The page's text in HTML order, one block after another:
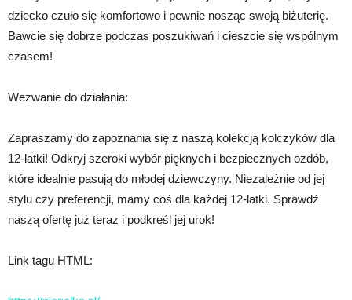
dziecko czuło się komfortowo i pewnie nosząc swoją biżuterię.
Bawcie się dobrze podczas poszukiwań i cieszcie się wspólnym
czasem!
Wezwanie do działania:
Zapraszamy do zapoznania się z naszą kolekcją kolczyków dla
12-latki! Odkryj szeroki wybór pięknych i bezpiecznych ozdób,
które idealnie pasują do młodej dziewczyny. Niezależnie od jej
stylu czy preferencji, mamy coś dla każdej 12-latki. Sprawdź
naszą ofertę już teraz i podkreśl jej urok!
Link tagu HTML: